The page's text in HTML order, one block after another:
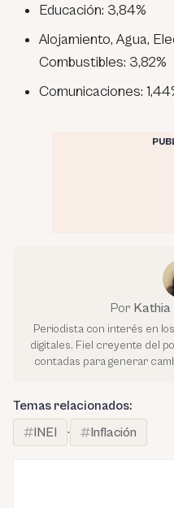
Educación: 3,84%
Alojamiento, Agua,
Combustibles: 3,82%
Comunicaciones:
Por Kathia
Periodista con interés en
digitales. Fiel creyente del
contadas para generar
Temas relacionados:
INEI
· Inflación